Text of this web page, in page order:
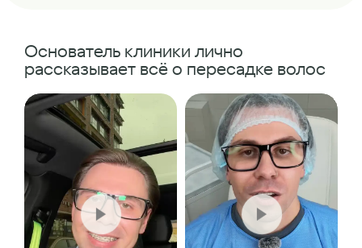
Основатель клиники лично
рассказывает всё о пересадке волос